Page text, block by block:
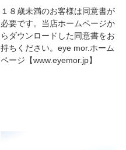
１８歳未満のお客様は同意書が
必要です。当店ホームページか
らダウンロードした同意書をお
持ちください。eye mor.ホーム
ページ【www.eyemor.jp】